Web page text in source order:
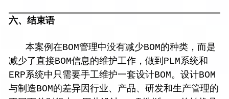
六、结束语
本案例在BOM管理中没有减少BOM的种类，而是
减少了直接BOM信息的维护工作，做到PLM系统和
ERP系统中只需要手工维护一套设计BOM。设计BOM
与制造BOM的差异因行业、产品、研发和生产管理的